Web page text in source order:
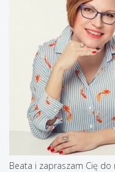
Beata i zapraszam Cię